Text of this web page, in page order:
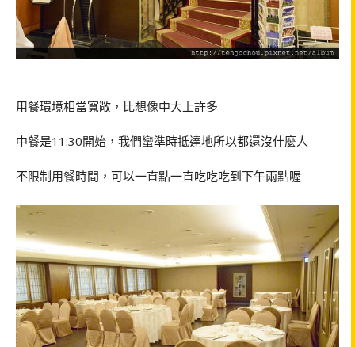
用餐環境相當寬敞，比想像中大上許多
中餐是11:30開始，我們蠻準時抵達地所以都還沒什麼人
不限制用餐時間，可以一直點一直吃吃吃到下午兩點喔